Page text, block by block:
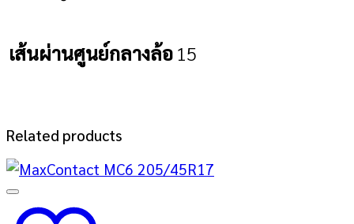
เส้นผ่านศูนย์กลางล้อ15
Related products